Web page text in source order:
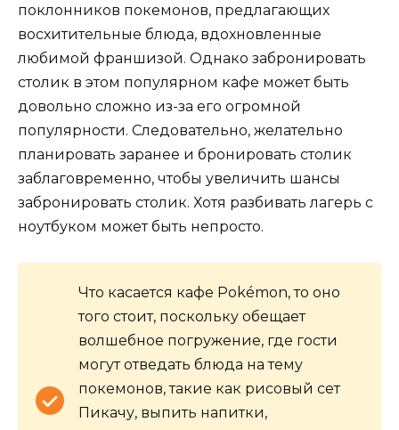
поклонников покемонов, предлагающих
восхитительные блюда, вдохновленные
любимой франшизой. Однако забронировать
столик в этом популярном кафе может быть
довольно сложно из-за его огромной
популярности. Следовательно, желательно
планировать заранее и бронировать столик
заблаговременно, чтобы увеличить шансы
забронировать столик. Хотя разбивать лагерь с
ноутбуком может быть непросто.
Что касается кафе Pokémon, то оно
того стоит, поскольку обещает
волшебное погружение, где гости
могут отведать блюда на тему
покемонов, такие как рисовый сет
Пикачу, выпить напитки,